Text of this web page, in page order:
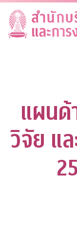
Skip
content
แผนด้
วิจัย แ